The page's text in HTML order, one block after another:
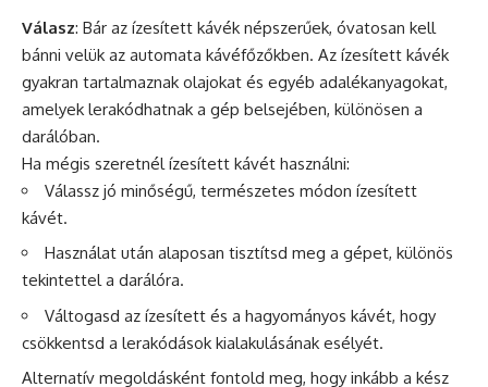
Válasz: Bár az ízesített kávék népszerűek, óvatosan kell
bánni velük az automata kávéfőzőkben. Az ízesített kávék
gyakran tartalmaznak olajokat és egyéb adalékanyagokat,
amelyek lerakódhatnak a gép belsejében, különösen a
darálóban.
Ha mégis szeretnél ízesített kávét használni:
Válassz jó minőségű, természetes módon ízesített
kávét.
Használat után alaposan tisztítsd meg a gépet, különös
tekintettel a darálóra.
Váltogasd az ízesített és a hagyományos kávét, hogy
csökkentsd a lerakódások kialakulásának esélyét.
Alternatív megoldásként fontold meg, hogy inkább a kész